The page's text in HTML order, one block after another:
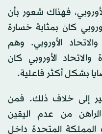
فهناك شعور بأن
كان بمثابة خسارة
الأوروبي. وهم
الأوروبي كان
بشكل أكثر فاعلية.
إلى خلاف ذلك. فمن
من عدم اليقين
المملكة المتحدة داخل